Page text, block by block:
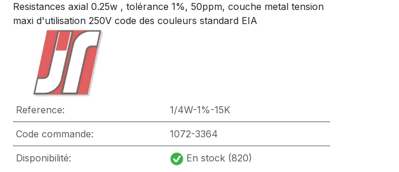
Resistances axial 0.25w , tolérance 1%, 50ppm, couche metal tension
maxi d'utilisation 250V code des couleurs standard EIA
Reference: 1/4W-1%-15K
Code commande: 1072-3364
Disponibilité: En stock (820)